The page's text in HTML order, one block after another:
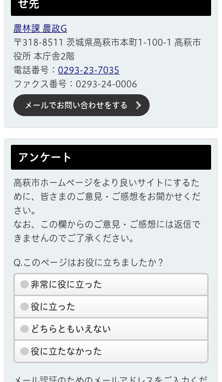
せ先
農林課 農政G
〒318-8511 茨城県高萩市本町1-100-1 高萩市
役所 本庁舎2階
電話番号： 0293-23-7035
ファクス番号：0293-24-0006
メールでお問い合わせをする
アンケート
高萩市ホームページをより良いサイトにするた
めに、皆さまのご意見・ご感想をお聞かせくだ
さい。
なお、この欄からのご意見・ご感想には返信で
きませんのでご了承ください。
Q.このページはお役に立ちましたか？
非常に役に立った
役に立った
どちらともいえない
役に立たなかった